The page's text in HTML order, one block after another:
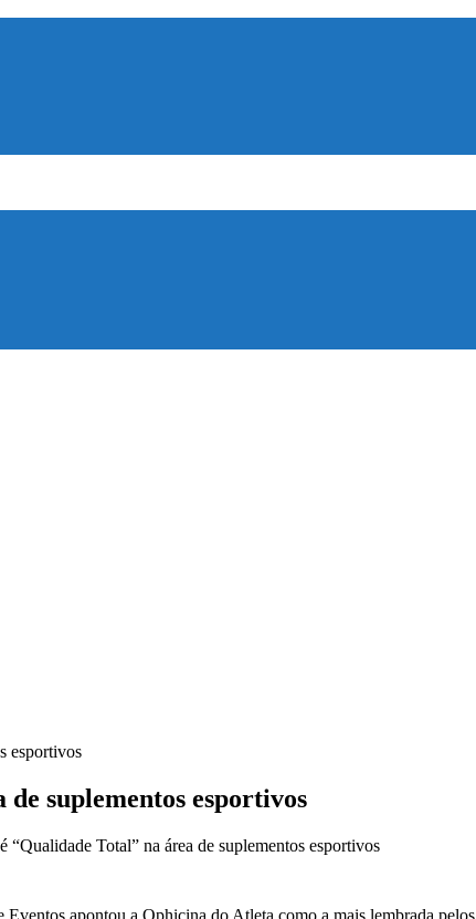
esportivos
suplementos esportivos
“Qualidade Total” na área de suplementos esportivos
apontou a Ophicina do Atleta como a mais lembrada